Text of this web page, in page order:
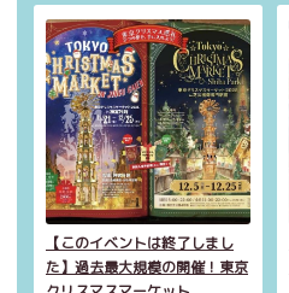
【このイベントは終了しまし
た】過去最大規模の開催！東京